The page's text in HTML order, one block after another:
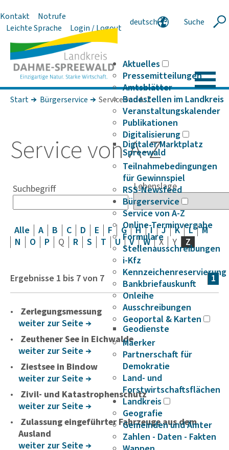
Kontakt
Notrufe
Leichte Sprache
Login / Logout
deutsch
Suche
Aktuelles
Pressemitteilungen
Amtsblätter
Badestellen im Landkreis
Veranstaltungskalender
Publikationen
Digitalisierung
Digitaler Marktplatz
Spreewald
Teilnahmebedingungen
für Gewinnspiel
RSS-Newsfeed
Bürgerservice
Service von A-Z
Online-Terminvergabe
Formulare
Stellenausschreibungen
i-Kfz
Kennzeichenreservierung
Bankbriefauskunft
Onleihe
Ausschreibungen
Geoportal & Karten
Geodienste
Maerker
Partnerschaft für
Demokratie
Land- und
Forstwirtschaftsflächen
Landkreis
Geografie
Gemeinden und Ämter
Zahlen - Daten - Fakten
Start Bürgerservice Service von A-Z
Service von A-Z
Suchbegriff Lebenslage
Alle A B C D E F G H I J K L
M
N
O P Q R S T U V W X Y Z
Ergebnisse 1 bis 7von 7 1
Zerlegungsmessung
weiter zur Seite
Zeuthener See in Eichwalde
weiter zur Seite
Ziestsee in Bindow
weiter zur Seite
Zivil- und Katastrophenschutz
weiter zur Seite
Zulassung eingeführter Fahrzeuge aus dem
Ausland
weiter zur Seite